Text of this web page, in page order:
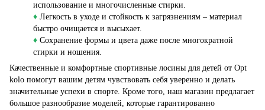
использование и многочисленные стирки.
♦ Легкость в уходе и стойкость к загрязнениям – материал
быстро очищается и высыхает.
♦ Сохранение формы и цвета даже после многократной
стирки и ношения.
Качественные и комфортные спортивные лосины для детей от Opt
kolo помогут вашим детям чувствовать себя уверенно и делать
значительные успехи в спорте. Кроме того, наш магазин предлагает
большое разнообразие моделей, которые гарантированно